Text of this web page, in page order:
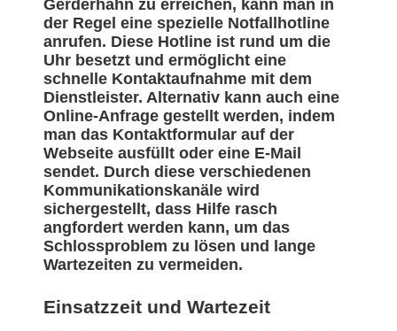
Gerderhahn zu erreichen, kann man in
der Regel eine spezielle Notfallhotline
anrufen. Diese Hotline ist rund um die
Uhr besetzt und ermöglicht eine
schnelle Kontaktaufnahme mit dem
Dienstleister. Alternativ kann auch eine
Online-Anfrage gestellt werden, indem
man das Kontaktformular auf der
Webseite ausfüllt oder eine E-Mail
sendet. Durch diese verschiedenen
Kommunikationskanäle wird
sichergestellt, dass Hilfe rasch
angfordert werden kann, um das
Schlossproblem zu lösen und lange
Wartezeiten zu vermeiden.
Einsatzzeit und Wartezeit